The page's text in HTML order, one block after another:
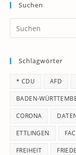
Suchen
Schlagwörter
* CDU AFD
BADEN-
CORONA
ETTLINGEN
FREIHEIT